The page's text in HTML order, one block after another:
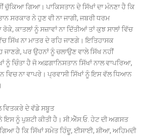
ਚੁੱਕਿਆ ਗਿਆ। ਪਾਕਿਸਤਾਨ ਦੇ ਸਿੱਖਾਂ ਦਾ ਮੰਨਣਾ ਹੈ ਕਿ
ਸਰਕਾਰ ਨੇ ਹੁਣ ਵੀ ਨਾ ਜਾਗੀ, ਜਬਰੀ ਧਰਮ
ਕਾਤਲਾਂ ਨੂੰ ਸਜ਼ਾਵਾਂ ਨਾ ਦਿੱਤੀਆਂ ਤਾਂ ਕੁਝ ਸਾਲਾਂ ਵਿੱਚ
ਸਿੱਖ ਨਾ ਮਾਤਰ ਦੇ ਰਹਿ ਜਾਣਗੇ। ਇਤਿਹਾਸਕ
ਪਰ ਉਹਨਾਂ ਨੂੰ ਚਲਾਉਣ ਵਾਲੇ ਸਿੱਖ ਨਹੀਂ
ਨੂੰ ਚਿੰਤਾ ਹੈ ਜੋ ਅਫ਼ਗਾਨਿਸਤਾਨ ਸਿੱਖਾਂ ਨਾਲ ਵਾਪਰਿਆ,
ਵਿਚ ਨਾ ਵਾਪਰੇ। ਪ੍ਰਵਾਸੀ ਸਿੱਖਾਂ ਨੂੰ ਇਸ ਵੱਲ ਧਿਆਨ
ਵਿਤਕਰੇ ਦੇ ਵੱਡੇ ਸਬੂਤ
ਇਸ ਨੂੰ ਪੁਸ਼ਟੀ ਕੀਤੀ ਹੈ। ਸੀ.ਐੱਸ.ਓ. ਹੇਟ ਦੀ ਅਗਸਤ
ਗਿਆ ਹੈ ਕਿ ਸਿੱਖਾਂ ਸਮੇਤ ਹਿੰਦੂ, ਈਸਾਈ, ਸ਼ੀਆ, ਅਹਿਮਦੀ